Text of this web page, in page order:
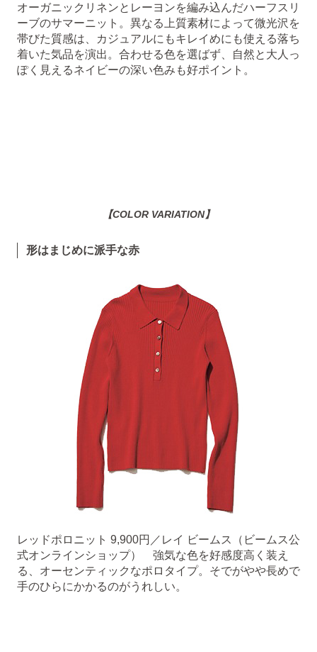
オーガニックリネンとレーヨンを編み込んだハーフスリ
ーブのサマーニット。異なる上質素材によって微光沢を
帯びた質感は、カジュアルにもキレイめにも使える落ち
着いた気品を演出。合わせる色を選ばず、自然と大人っ
ぽく見えるネイビーの深い色みも好ポイント。
【COLOR VARIATION】
形はまじめに派手な赤
レッドポロニット 9,900円／レイ ビームス（ビームス公
式オンラインショップ） 強気な色を好感度高く装え
る、オーセンティックなポロタイプ。そでがやや長めで
手のひらにかかるのがうれしい。